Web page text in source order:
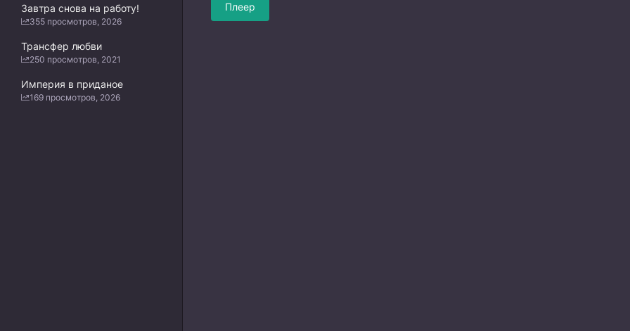
Плеер
Завтра снова на работу!
355 просмотров, 2026
Трансфер любви
250 просмотров, 2021
Империя в приданое
169 просмотров, 2026